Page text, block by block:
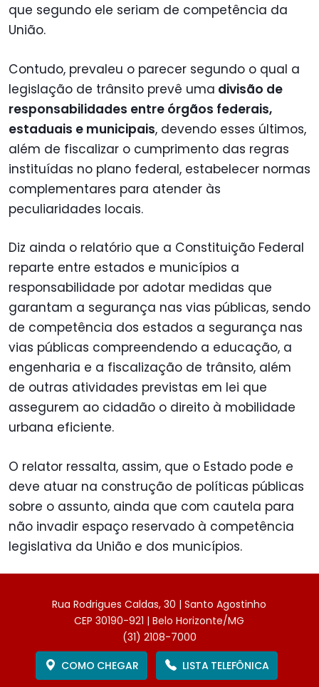
que segundo ele seriam de competência da
União.
Contudo, prevaleu o parecer segundo o qual a
legislação de trânsito prevê uma divisão de
responsabilidades entre órgãos federais,
estaduais e municipais, devendo esses últimos,
além de fiscalizar o cumprimento das regras
instituídas no plano federal, estabelecer normas
complementares para atender às
peculiaridades locais.
Diz ainda o relatório que a Constituição Federal
reparte entre estados e municípios a
responsabilidade por adotar medidas que
garantam a segurança nas vias públicas, sendo
de competência dos estados a segurança nas
vias públicas compreendendo a educação, a
engenharia e a fiscalização de trânsito, além
de outras atividades previstas em lei que
assegurem ao cidadão o direito à mobilidade
urbana eficiente.
O relator ressalta, assim, que o Estado pode e
deve atuar na construção de políticas públicas
sobre o assunto, ainda que com cautela para
não invadir espaço reservado à competência
legislativa da União e dos municípios.
Rua Rodrigues Caldas, 30 | Santo Agostinho
CEP 30190-921 | Belo Horizonte/MG
(31) 2108-7000
COMO CHEGAR
LISTA TELEFÔNICA